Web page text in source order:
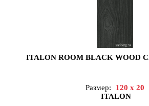
ITALON ROOM BLACK WOOD
Размер:
120 x 20
ITALON